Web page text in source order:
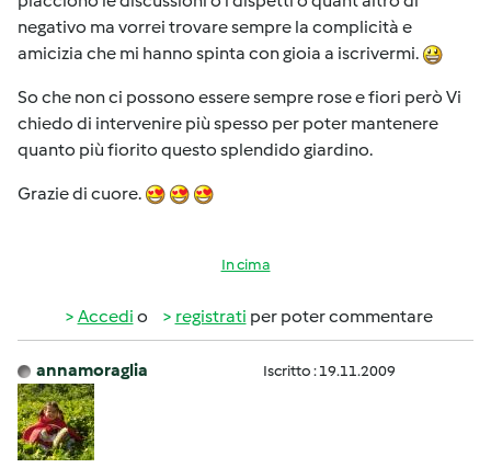
negativo ma vorrei trovare sempre la complicità e
amicizia che mi hanno spinta con gioia a iscrivermi.
So che non ci possono essere sempre rose e fiori però Vi
chiedo di intervenire più spesso per poter mantenere
quanto più fiorito questo splendido giardino.
Grazie di cuore.
In cima
Accedi o registrati per poter commentare
annamoraglia Iscritto : 19.11.2009